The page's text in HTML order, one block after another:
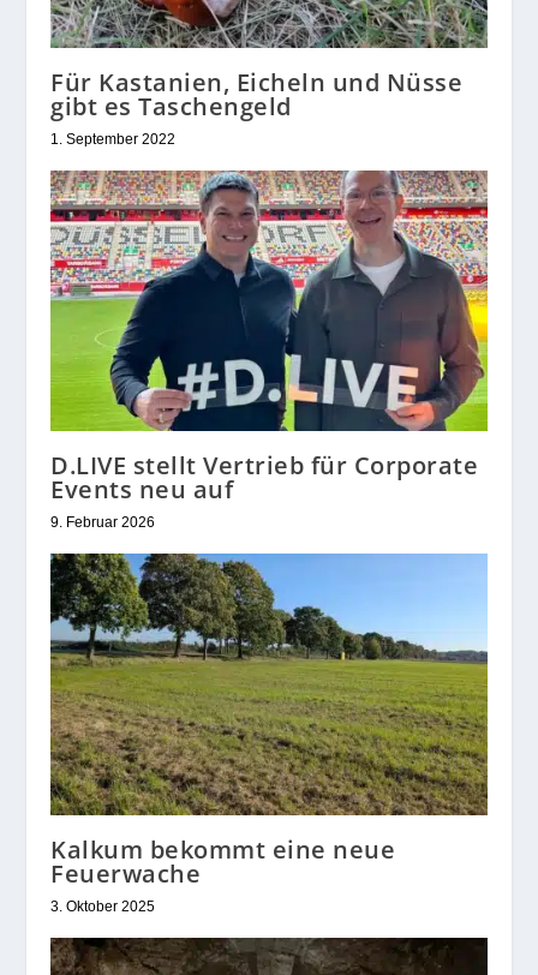
Für Kastanien, Eicheln und Nüsse
gibt es Taschengeld
1. September 2022
D.LIVE stellt Vertrieb für Corporate
Events neu auf
9. Februar 2026
Kalkum bekommt eine neue
Feuerwache
3. Oktober 2025